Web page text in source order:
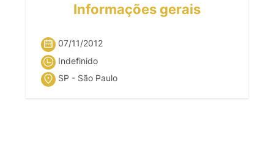
Informações gerais
07/11/2012
Indefinido
SP - São Paulo